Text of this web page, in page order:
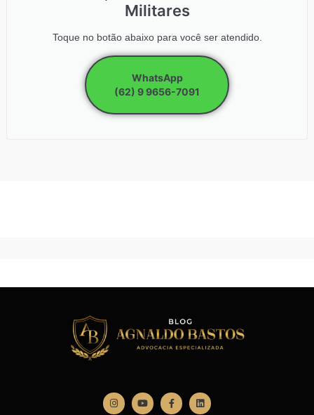
Militares
Toque no botão abaixo para você ser atendido.
WhatsApp
(62) 9 9656-7091